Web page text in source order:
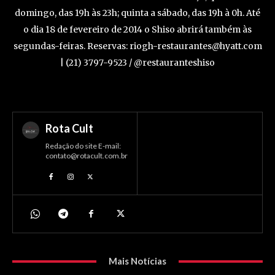
domingo, das 19h às 23h; quinta a sábado, das 19h à 0h. Até
o dia 18 de fevereiro de 2014 o Shiso abrirá também às
segundas-feiras. Reservas: riogh-restaurantes@hyatt.com
| (21) 3797-9523 / @restauranteshiso
Rota Cult
Redação do site E-mail:
contato@rotacult.com.br
Mais Notícias